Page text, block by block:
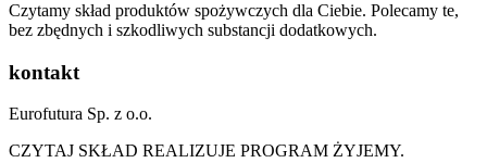
Czytamy skład produktów spożywczych dla Ciebie. Polecamy te,
bez zbędnych i szkodliwych substancji dodatkowych.
kontakt
Eurofutura Sp. z o.o.
CZYTAJ SKŁAD REALIZUJE PROGRAM ŻYJEMY.